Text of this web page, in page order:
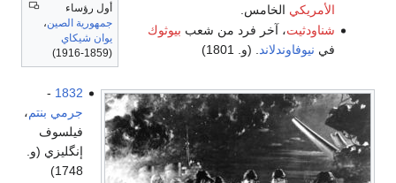
أول رؤساء
جمهورية الصين،
يوان شيكاي
(1859-1916)
الأمريكي الخامس.
شناودثيت، آخر فرد من شعب بيوثوك
في نيوفاوندلاند . (و. 1801)
1832
-
جرمي بنتم،
فيلسوف
إنگليزي (و.
1748)